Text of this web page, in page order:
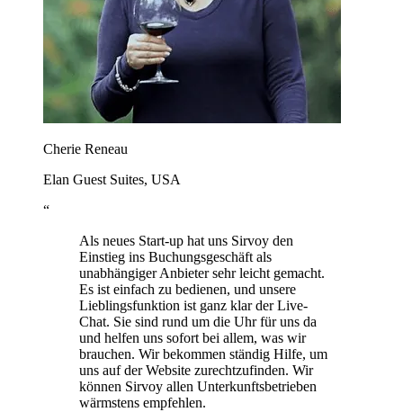
Cherie Reneau
Elan Guest Suites, USA
“
Als neues Start-up hat uns Sirvoy den
Einstieg ins Buchungsgeschäft als
unabhängiger Anbieter sehr leicht gemacht.
Es ist einfach zu bedienen, und unsere
Lieblingsfunktion ist ganz klar der Live-
Chat. Sie sind rund um die Uhr für uns da
und helfen uns sofort bei allem, was wir
brauchen. Wir bekommen ständig Hilfe, um
uns auf der Website zurechtzufinden. Wir
können Sirvoy allen Unterkunftsbetrieben
wärmstens empfehlen.